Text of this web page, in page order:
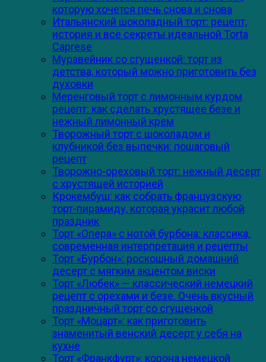
которую хочется печь снова и снова
Итальянский шоколадный торт: рецепт,
история и все секреты идеальной Torta
Caprese
Муравейник со сгущенкой: торт из
детства, который можно приготовить без
духовки
Меренговый торт с лимонным курдом
рецепт: как сделать хрустящее безе и
нежный лимонный крем
Творожный торт с шоколадом и
клубникой без выпечки: пошаговый
рецепт
Творожно-ореховый торт: нежный десерт
с хрустящей историей
Крокембуш: как собрать французскую
торт-пирамиду, которая украсит любой
праздник
Торт «Опера» с нотой бурбона: классика,
современная интерпретация и рецепты
Торт «Бурбон»: роскошный домашний
десерт с мягким акцентом виски
Торт «Любек» — классический немецкий
рецепт с орехами и безе. Очень вкусный
праздничный торт со сгущенкой
Торт «Моцарт»: как приготовить
знаменитый венский десерт у себя на
кухне
Торт «Франкфурт»: корона немецкой